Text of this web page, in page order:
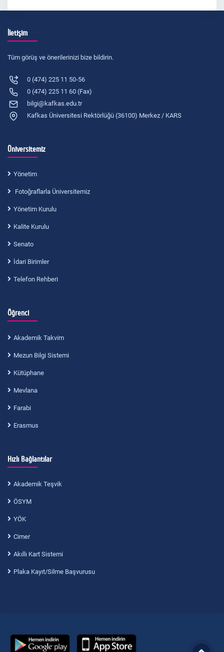
İletişim
Tüm görüş ve önerilerinizi bize bildirin.
0 (474) 225 11 50-56
0 (474) 225 11 60 (Fax)
bilgi@kafkas.edu.tr
Kafkas Üniversitesi Rektörlüğü (36100) Merkez / KARS
Üniversitemiz
Yönetim
Fotoğraflarla Üniversitemiz
Yönetim Kurulu
Kalite Kurulu
Senato
İdari Birimler
Telefon Rehberi
Öğrenci
Akademik Takvim
Mezun Bilgi Sistemi
Kütüphane
Mevlana
Farabi
Erasmus
Hızlı Bağlantılar
Akademik Teşvik
ÖSYM
YÖK
Cimer
Akıllı Kart Sistemi
Plaka Kayıt/Silme Başvurusu